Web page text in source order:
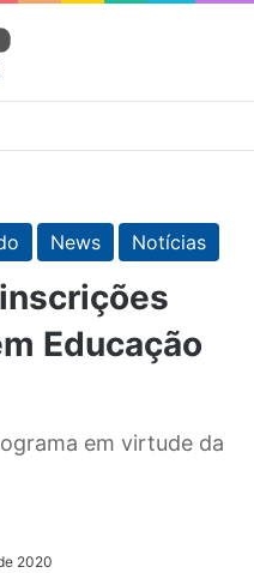
News Notícias
inscrições
Educação
em virtude da
2020